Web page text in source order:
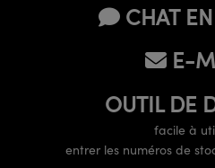
CHAT
E-
OUTIL DE
facile à
entrer les numéros de